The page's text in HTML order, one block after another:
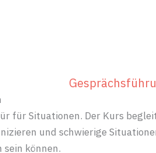
für Situationen. Der Kurs
und schwierige
können.